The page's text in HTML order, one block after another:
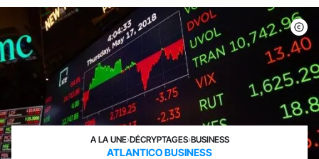
A LA UNE›DÉCRYPTAGES›BUSINESS
ATLANTICO BUSINESS